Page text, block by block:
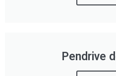
Pendrive